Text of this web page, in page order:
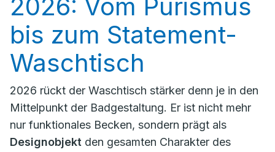
2026: Vom Purismus
bis zum Statement-
Waschtisch
2026 rückt der Waschtisch stärker denn je in den
Mittelpunkt der Badgestaltung. Er ist nicht mehr
nur funktionales Becken, sondern prägt als
Designobjekt den gesamten Charakter des